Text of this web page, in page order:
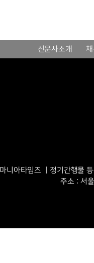
신문사소개
니아타임즈 ㅣ정기간행물
주소 : 서